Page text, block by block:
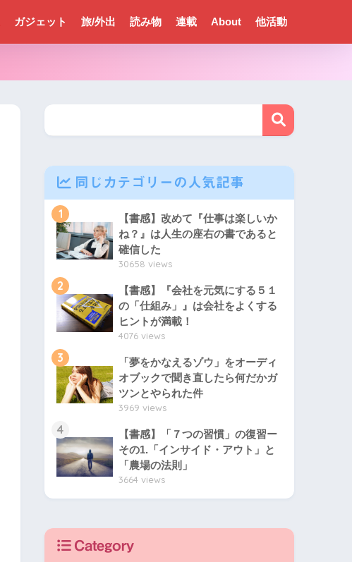
ガジェット 旅/外出 読み物 連載 About 他活動
同じカテゴリーの人気記事
1
【書感】改めて『仕事は楽しいか
ね？』は人生の座右の書であると
確信した
30658 views
2
【書感】『会社を元気にする５１
の「仕組み」』は会社をよくする
ヒントが満載！
4076 views
3
「夢をかなえるゾウ」をオーディ
オブックで聞き直したら何だかガ
ツンとやられた件
3969 views
4
【書感】「７つの習慣」の復習ー
その1.「インサイド・アウト」と
「農場の法則」
3664 views
Category